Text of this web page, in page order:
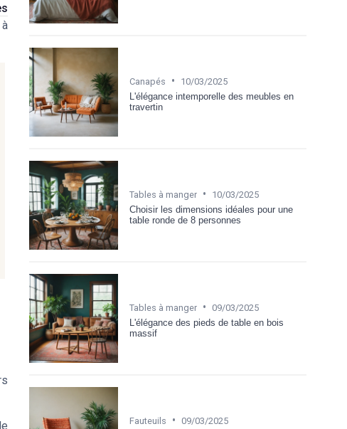
Canapés •
10/03/2025
L'élégance intemporelle des meubles en
travertin
Tables à manger •
10/03/2025
Choisir les dimensions idéales pour une
table ronde de 8 personnes
Tables à manger • 09/03/2025
L'élégance des pieds de table en bois
massif
Fauteuils • 09/03/2025